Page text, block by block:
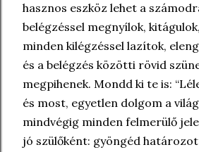
hasznos eszköz lehet a
belégzéssel megnyílok,
minden kilégzéssel lazítok,
és a belégzés közötti rövid
megpihenek. Mondd ki te is:
és most, egyetlen dolgom a
mindvégig minden felmerülő
jó szülőként: gyöngéd